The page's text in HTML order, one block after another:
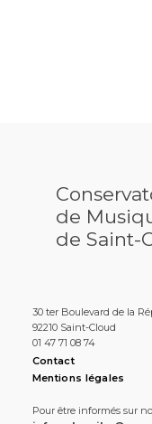
de
de Saint-
30 ter Boulevard de la
92210 Saint-Cloud
01 47 71 08 74
Contact
Mentions légales
Pour être informés sur